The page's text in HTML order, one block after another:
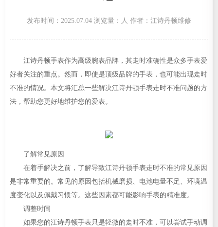
发布时间：2025.07.04 浏览量： 人 作者：江诗丹顿维修
江诗丹顿手表作为高级腕表品牌，其走时准确性是众多手表爱
好者关注的重点。然而，即使是顶级品牌的手表，也可能出现走时
不准的情况。本文将汇总一些解决江诗丹顿手表走时不准问题的方
法，帮助您更好地维护您的爱表。
了解常见原因
在着手解决之前，了解导致江诗丹顿手表走时不准的常见原因
是非常重要的。常见的原因包括机械磨损、电池电量不足、环境温
度变化以及佩戴习惯等。这些因素都可能影响手表的精准度。
调整时间
如果您的江诗丹顿手表只是轻微的走时不准，可以尝试手动调